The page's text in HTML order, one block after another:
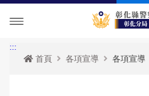
單位介紹
:::
首頁
各項宣導 各項宣導